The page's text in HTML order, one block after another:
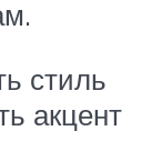
стиль
акцент